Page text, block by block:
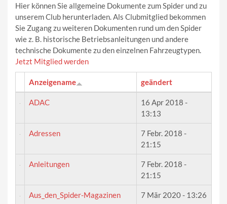
Hier können Sie allgemeine Dokumente zum Spider und zu
unserem Club herunterladen. Als Clubmitglied bekommen
Sie Zugang zu weiteren Dokumenten rund um den Spider
wie z. B. historische Betriebsanleitungen und andere
technische Dokumente zu den einzelnen Fahrzeugtypen.
Jetzt Mitglied werden
Anzeigename geändert
ADAC
16 Apr 2018 -
13:13
Adressen
7 Febr. 2018 -
21:15
Anleitungen
7 Febr. 2018 -
21:15
Aus_den_Spider-Magazinen 7 Mär 2020 - 13:26